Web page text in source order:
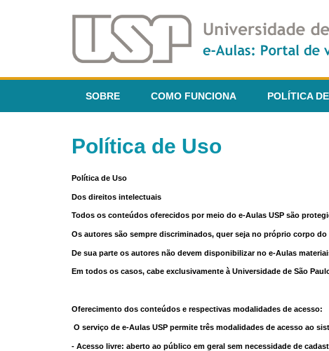
SOBRE COMO FUNCIONA POLÍTICA
Política de Uso
Política de Uso
Dos direitos intelectuais
Todos os conteúdos oferecidos por meio do e-Aulas USP são
Os autores são sempre discriminados, quer seja no próprio corpo
De sua parte os autores não devem disponibilizar no e-Aulas
Em todos os casos, cabe exclusivamente à Universidade de São
Oferecimento dos conteúdos e respectivas modalidades de acesso:
O serviço de e-Aulas USP permite três modalidades de acesso ao
- Acesso livre: aberto ao público em geral sem necessidade de